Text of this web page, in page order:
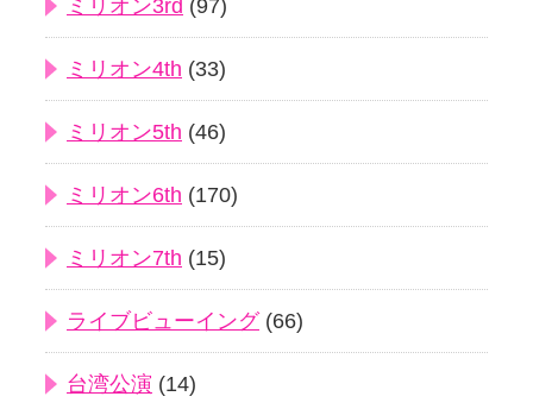
ミリオン3rd (97)
ミリオン4th (33)
ミリオン5th (46)
ミリオン6th (170)
ミリオン7th (15)
ライブビューイング(66)
台湾公演 (14)